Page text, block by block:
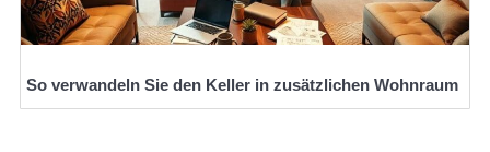
So verwandeln Sie den Keller in zusätzlichen Wohnraum